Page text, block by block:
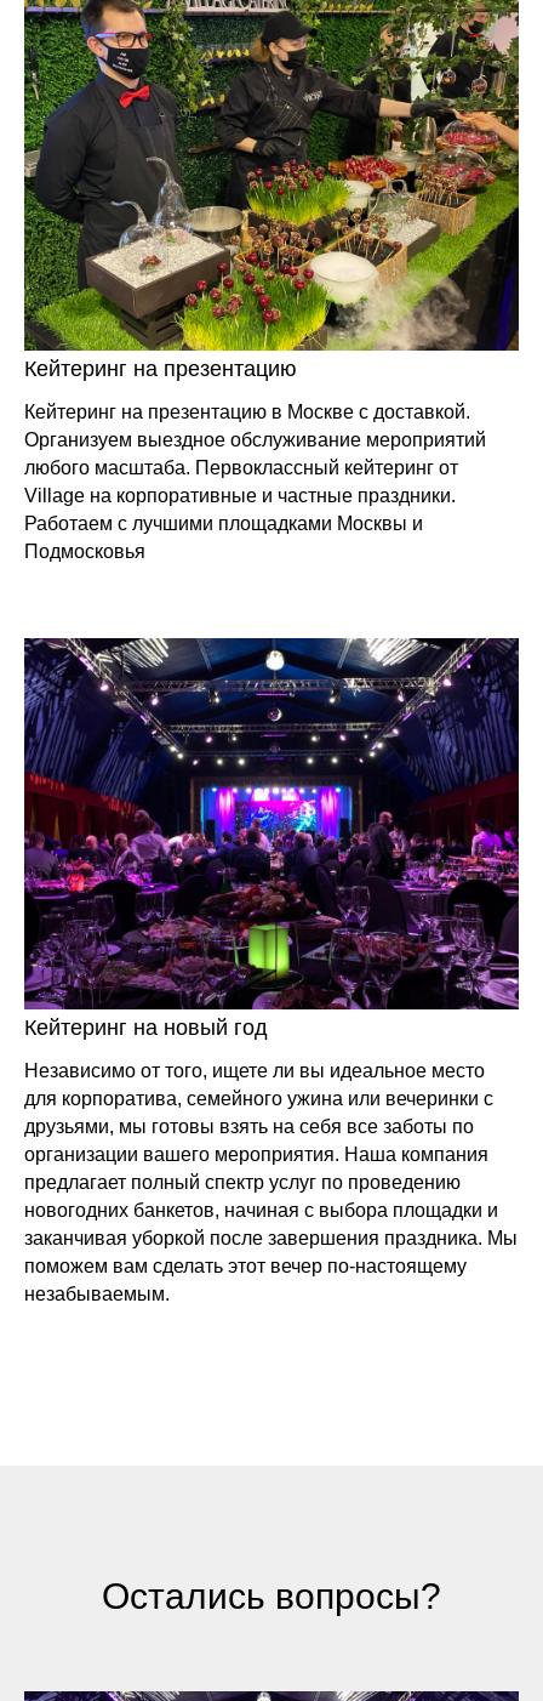
Кейтеринг на презентацию
Кейтеринг на презентацию в Москве с доставкой.
Организуем выездное обслуживание мероприятий
любого масштаба. Первоклассный кейтеринг от
Village на корпоративные и частные праздники.
Работаем с лучшими площадками Москвы и
Подмосковья
Кейтеринг на новый год
Независимо от того, ищете ли вы идеальное место
для корпоратива, семейного ужина или вечеринки с
друзьями, мы готовы взять на себя все заботы по
организации вашего мероприятия. Наша компания
предлагает полный спектр услуг по проведению
новогодних банкетов, начиная с выбора площадки и
заканчивая уборкой после завершения праздника. Мы
поможем вам сделать этот вечер по-настоящему
незабываемым.
Остались вопросы?